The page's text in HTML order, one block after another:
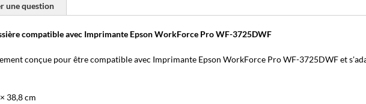
compatible avec Imprimante Epson WorkForce Pro WF-3725DWF
conçue pour être compatible avec Imprimante Epson WorkForce Pro WF-3725DWF et
38,8 cm
une question